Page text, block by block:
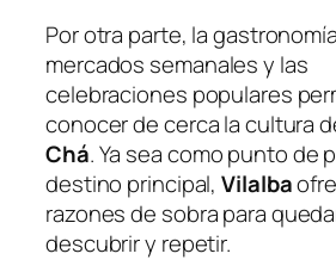
Por otra parte, la
mercados semanales y las
celebraciones populares
conocer de cerca la cultura
Chá. Ya sea como punto de
destino principal,Vilalba
razones de sobra para
descubrir y repetir.